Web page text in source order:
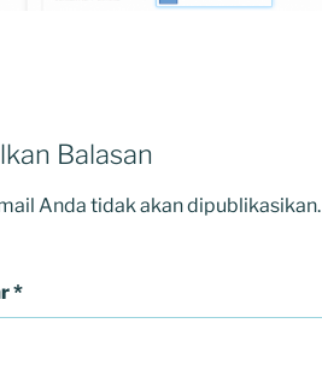
Balasan
Anda tidak akan dipublikasikan.
*